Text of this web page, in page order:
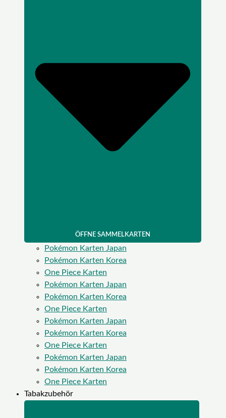
ÖFFNE SAMMELKARTEN
Pokémon Karten Japan
Pokémon Karten Korea
One Piece Karten
Pokémon Karten Japan
Pokémon Karten Korea
One Piece Karten
Pokémon Karten Japan
Pokémon Karten Korea
One Piece Karten
Pokémon Karten Japan
Pokémon Karten Korea
One Piece Karten
Tabakzubehör